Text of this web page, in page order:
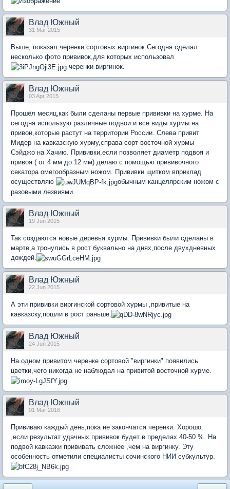
Влад Южный
31 Mar 2015
Выше, показал черенки сортовых виргинок.Сегодня сделал
несколько фото прививок,для которых использовал
черенки виргинок.
Влад Южный
03 Apr 2015
Прошёл месяц,как были сделаны первые прививки на хурме. На
сегодня использую различные подвои и все виды хурмы на
привои,которые растут на территории России. Слева привит
Мидер на кавказскую хурму,справа сорт восточной хурмы
Сэйджо на Хачию. Прививки,если позволяет диаметр подвоя и
привоя ( от 4 мм до 12 мм) делаю с помощью прививочного
секатора омегообразным ножом. Прививки щитком вприклад
осуществляю
обычным канцелярским ножом с
разовыми лезвиями.
Влад Южный
19 Jun 2015
Так создаются новые деревья хурмы. Прививки были сделаны в
марте,а тронулись в рост буквально на днях,после двухдневных
дождей.
Влад Южный
22 Jun 2015
А эти прививки виргинской сортовой хурмы ,привитые на
кавказску,пошли в рост раньше.
Влад Южный
24 Jun 2015
На одном привитом черенке сортовой "виргинки" появились
цветки,чего никогда не наблюдал на привитой восточной хурме.
Влад Южный
01 Mar 2016
Прививаю каждый день,пока не закончатся черенки. Хорошо
,если результат удачных прививок будет в пределах 40-50 %. На
подвой кавказки прививать сложнее ,чем на виргинку. Эту
особенность отметили специалисты сочинского НИИ субкультур.